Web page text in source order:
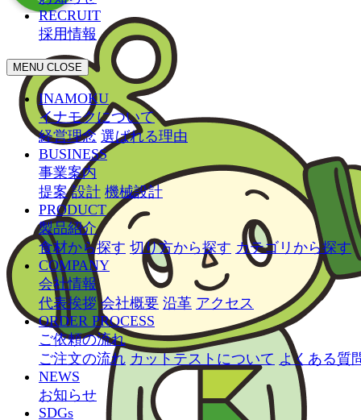
RECRUIT
採用情報
MENU CLOSE
INAMOKU
イナモクについて
経営理念 選ばれる理由
BUSINESS
事業案内
提案 設計 機械設計
PRODUCT
製品紹介
食材から探す 切り方から探す カテゴリから探す
COMPANY
会社情報
代表挨拶 会社概要 沿革 アクセス
ORDER PROCESS
ご依頼の流れ
ご注文の流れ カットテストについて よくある質
NEWS
お知らせ
SDGs